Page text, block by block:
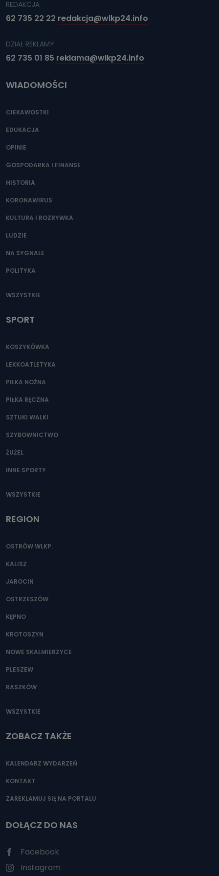
REDAKCJA
62 735 22 22 redakcja@wlkp24.info
DZIAŁ REKLAMY
62 735 01 85 reklama@wlkp24.info
WIADOMOŚCI
CIEKAWOSTKI
EDUKACJA
OPINIE
GOSPODARKA I FINANSE
HISTORIA
KORONAWIRUS
KULTURA I ROZRYWKA
LUDZIE
NA SYGNALE
POLITYKA
WSZYSTKIE
SPORT
KOSZYKÓWKA
LEKKOATLETYKA
PIŁKA NOŻNA
PIŁKA RĘCZNA
SZTUKI WALKI
SZYBOWNICTWO
ŻUŻEL
INNE SPORTY
WSZYSTKIE
REGION
OSTRÓW WLKP.
KALISZ
JAROCIN
OSTRZESZÓW
KĘPNO
KROTOSZYN
NOWE SKALMIERZYCE
PLESZEW
RASZKÓW
WSZYSTKIE
ZOBACZ TAKŻE
KALENDARZ WYDARZEŃ
KONTAKT
ZAREKLAMUJ SIĘ NA PORTALU
DOŁĄCZ DO NAS
Facebook
Instagram